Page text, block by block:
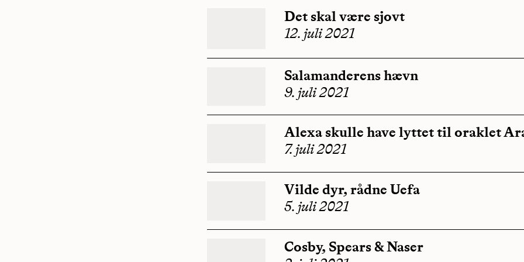
Det skal være sjovt
12. juli 2021
Salamanderens hævn
9. juli 2021
Alexa skulle have lyttet til oraklet
7. juli 2021
Vilde dyr, rådne Uefa
5. juli 2021
Cosby, Spears & Naser